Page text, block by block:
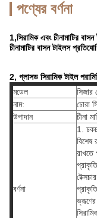
পণ্যের বর্ণনা
1,সিরামিক এবং চীনামাটির
চীনামাটির বাসন টাইলস
2, গ্লাসড সিরামিক টাইল
মডেল
নাম:
চোরা
উপাদান
চীনা
বর্ণনা
1.
বিশেষ
রাখতে